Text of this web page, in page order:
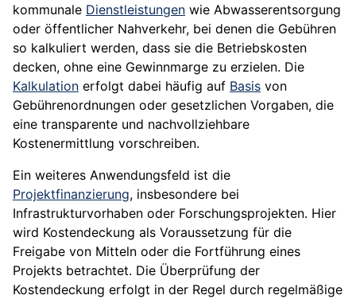
kommunale Dienstleistungen wie Abwasserentsorgung
oder öffentlicher Nahverkehr, bei denen die Gebühren
so kalkuliert werden, dass sie die Betriebskosten
decken, ohne eine Gewinnmarge zu erzielen. Die
Kalkulation erfolgt dabei häufig auf Basis von
Gebührenordnungen oder gesetzlichen Vorgaben, die
eine transparente und nachvollziehbare
Kostenermittlung vorschreiben.
Ein weiteres Anwendungsfeld ist die
Projektfinanzierung, insbesondere bei
Infrastrukturvorhaben oder Forschungsprojekten. Hier
wird Kostendeckung als Voraussetzung für die
Freigabe von Mitteln oder die Fortführung eines
Projekts betrachtet. Die Überprüfung der
Kostendeckung erfolgt in der Regel durch regelmäßige